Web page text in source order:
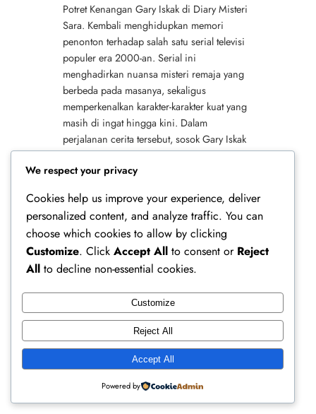
Potret Kenangan Gary Iskak di Diary Misteri
Sara. Kembali menghidupkan memori
penonton terhadap salah satu serial televisi
populer era 2000-an. Serial ini
menghadirkan nuansa misteri remaja yang
berbeda pada masanya, sekaligus
memperkenalkan karakter-karakter kuat yang
masih di ingat hingga kini. Dalam
perjalanan cerita tersebut, sosok Gary Iskak
tampil menonjol dan meninggalkan kesan
mendalam. Potret Kenangan…
Ferry Doedens | Public Figure, Actor & Creative
Profile
Instagram
Facebook
X
We respect your privacy
Cookies help us improve your experience, deliver
personalized content, and analyze traffic. You can
choose which cookies to allow by clicking
Customize. Click Accept All to consent or Reject
All to decline non-essential cookies.
Customize
Reject All
Accept All
Powered by